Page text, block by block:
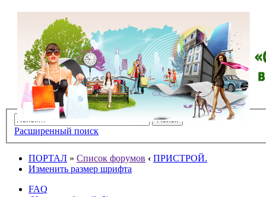
Расширенный поиск
ПОРТАЛ » Список форумов ‹ ПРИСТРОЙ.
Изменить размер шрифта
FAQ